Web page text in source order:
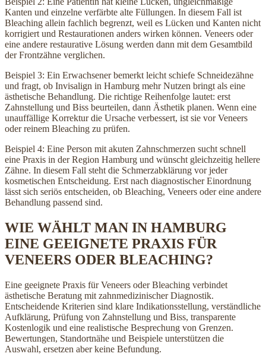
Kanten und einzelne verfärbte alte Füllungen. In diesem Fall ist
Bleaching allein fachlich begrenzt, weil es Lücken und Kanten nicht
korrigiert und Restaurationen anders wirken können. Veneers oder
eine andere restaurative Lösung werden dann mit dem Gesamtbild
der Frontzähne verglichen.
Beispiel 3: Ein Erwachsener bemerkt leicht schiefe Schneidezähne
und fragt, ob Invisalign in Hamburg mehr Nutzen bringt als eine
ästhetische Behandlung. Die richtige Reihenfolge lautet: erst
Zahnstellung und Biss beurteilen, dann Ästhetik planen. Wenn eine
unauffällige Korrektur die Ursache verbessert, ist sie vor Veneers
oder reinem Bleaching zu prüfen.
Beispiel 4: Eine Person mit akuten Zahnschmerzen sucht schnell
eine Praxis in der Region Hamburg und wünscht gleichzeitig hellere
Zähne. In diesem Fall steht die Schmerzabklärung vor jeder
kosmetischen Entscheidung. Erst nach diagnostischer Einordnung
lässt sich seriös entscheiden, ob Bleaching, Veneers oder eine andere
Behandlung passend sind.
WIE WÄHLT MAN IN HAMBURG
EINE GEEIGNETE PRAXIS FÜR
VENEERS ODER BLEACHING?
Eine geeignete Praxis für Veneers oder Bleaching verbindet
ästhetische Beratung mit zahnmedizinischer Diagnostik.
Entscheidende Kriterien sind klare Indikationsstellung, verständliche
Aufklärung, Prüfung von Zahnstellung und Biss, transparente
Kostenlogik und eine realistische Besprechung von Grenzen.
Bewertungen, Standortnähe und Beispiele unterstützen die
Auswahl, ersetzen aber keine Befundung.